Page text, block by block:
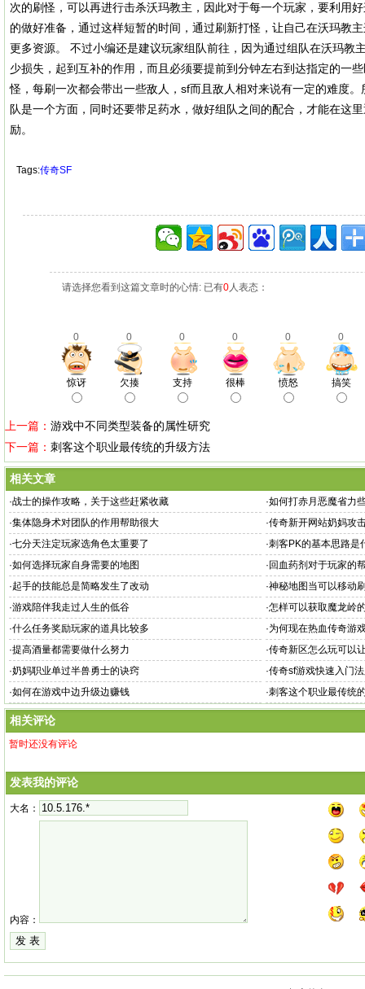
次的刷怪，可以再进行击杀沃玛教主，因此对于每一个玩家，要利用
的做好准备，通过这样短暂的时间，通过刷新打怪，让自己在沃玛教
更多资源。 不过小编还是建议玩家组队前往，因为通过组队在沃玛教
少损失，起到互补的作用，而且必须要提前到分钟左右到达指定的一
怪，每刷一次都会带出一些敌人，sf而且敌人相对来说有一定的难度
队是一个方面，同时还要带足药水，做好组队之间的配合，才能在这
励。
Tags:传奇SF
请选择您看到这篇文章时的心情: 已有0人表态：
0 0 0 0 0 0
惊讶 欠揍 支持 很棒 愤怒 搞笑
上一篇： 游戏中不同类型装备的属性研究
下一篇： 刺客这个职业最传统的升级方法
相关文章
·战士的操作攻略，关于这些赶紧收藏 ·如何打赤月恶魔省力
·集体隐身术对团队的作用帮助很大 ·传奇新开网站奶妈攻
·七分天注定玩家选角色太重要了 ·刺客PK的基本思路是
·如何选择玩家自身需要的地图 · 回血药剂对于玩家的
·起手的技能总是简略发生了改动 ·神秘地图当可以移动
·游戏陪伴我走过人生的低谷 ·怎样可以获取魔龙岭
·什么任务奖励玩家的道具比较多 ·为何现在热血传奇游
·提高酒量都需要做什么努力 ·传奇新区怎么玩可以
·奶妈职业单过半兽勇士的诀窍 ·传奇sf游戏快速入门
·如何在游戏中边升级边赚钱 ·刺客这个职业最传统
相关评论
暂时还没有评论
发表我的评论
大名：
内容：